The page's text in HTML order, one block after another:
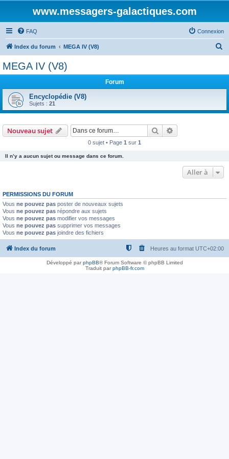
www.messagers-galactiques.com
FAQ Connexion
Index du forum MEGA IV (V8)
MEGA IV (V8)
Forum
Encyclopédie (V8)
Sujets : 21
Nouveau sujet Rechercher
0 sujet • Page 1 sur 1
Il n’y a aucun sujet ou message dans ce forum.
Aller à
PERMISSIONS DU FORUM
Vous ne pouvez pas poster de nouveaux sujets
Vous ne pouvez pas répondre aux sujets
Vous ne pouvez pas modifier vos messages
Vous ne pouvez pas supprimer vos messages
Vous ne pouvez pas joindre des fichiers
Index du forum Heures au format UTC+02:00
Développé parphpBB® Forum Software © phpBB Limited
Traduit parphpBB-fr.com